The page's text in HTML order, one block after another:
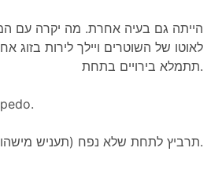
הייתה גם בעיה אחרת. מה יקרה עם
לאוטו של השוטרים ויילך לירות בזוג
תתמלא בירויים בתחת.
pedo.
תרביץ לתחת שלא נפח (תעניש מישהו שלא אשם).